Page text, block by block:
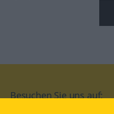
Besuchen Sie uns auf: